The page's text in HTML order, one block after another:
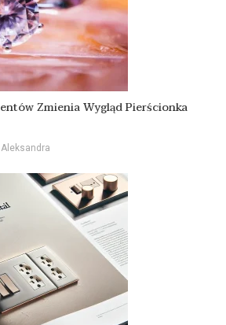
Zmienia Wygląd Pierścionka
Aleksandra